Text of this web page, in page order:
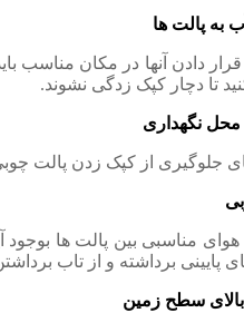
به پالت ها
قرار دادن آنها در مکان مناسب
تا دچار کپک زدگی نشوند.
نگهداری
جلوگیری از کپک زدن پالت
مناسبی بین پالت ها بوجود
پایینی برداشته و از تاب
بالای سطح زمین